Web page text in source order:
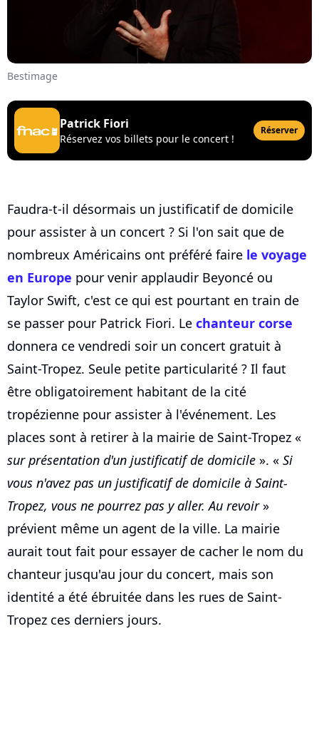
Bestimage
Patrick Fiori
Réservez vos billets pour le concert !
Réserver
Faudra-t-il désormais un justificatif de domicile
pour assister à un concert ? Si l'on sait que de
nombreux Américains ont préféré faire le voyage
en Europe pour venir applaudir Beyoncé ou
Taylor Swift, c'est ce qui est pourtant en train de
se passer pour Patrick Fiori. Le chanteur corse
donnera ce vendredi soir un concert gratuit à
Saint-Tropez. Seule petite particularité ? Il faut
être obligatoirement habitant de la cité
tropézienne pour assister à l'événement. Les
places sont à retirer à la mairie de Saint-Tropez «
sur présentation d'un justificatif de domicile ». « Si
vous n'avez pas un justificatif de domicile à Saint-
Tropez, vous ne pourrez pas y aller. Au revoir»
prévient même un agent de la ville. La mairie
aurait tout fait pour essayer de cacher le nom du
chanteur jusqu'au jour du concert, mais son
identité a été ébruitée dans les rues de Saint-
Tropez ces derniers jours.